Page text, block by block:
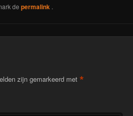
de permalink .
zijn gemarkeerd met*